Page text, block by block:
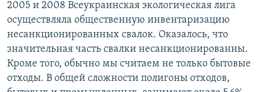
2005 и 2008 Всеукраинская экологическая лига
осуществляла общественную инвентаризацию
несанкционированных свалок. Оказалось, что
значительная часть свалки несанкционированны.
Кроме того, обычно мы считаем не только бытовые
отходы. В общей сложности полигоны отходов,